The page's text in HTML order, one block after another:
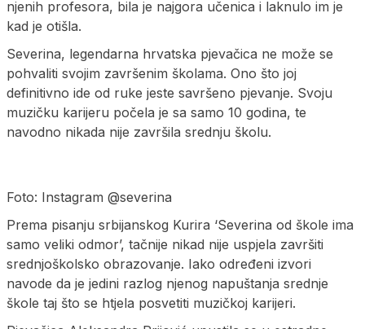
njenih profesora, bila je najgora učenica i laknulo im je
kad je otišla.
Severina, legendarna hrvatska pjevačica ne može se
pohvaliti svojim završenim školama. Ono što joj
definitivno ide od ruke jeste savršeno pjevanje. Svoju
muzičku karijeru počela je sa samo 10 godina, te
navodno nikada nije završila srednju školu.
Foto: Instagram @severina
Prema pisanju srbijanskog Kurira ‘Severina od škole ima
samo veliki odmor’, tačnije nikad nije uspjela završiti
srednjoškolsko obrazovanje. Iako određeni izvori
navode da je jedini razlog njenog napuštanja srednje
škole taj što se htjela posvetiti muzičkoj karijeri.